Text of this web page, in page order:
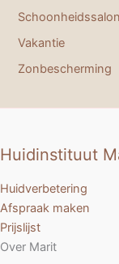
Schoonheidssalon
Vakantie
Zonbescherming
Huidinstituut
Huidverbetering
Afspraak maken
Prijslijst
Over Marit